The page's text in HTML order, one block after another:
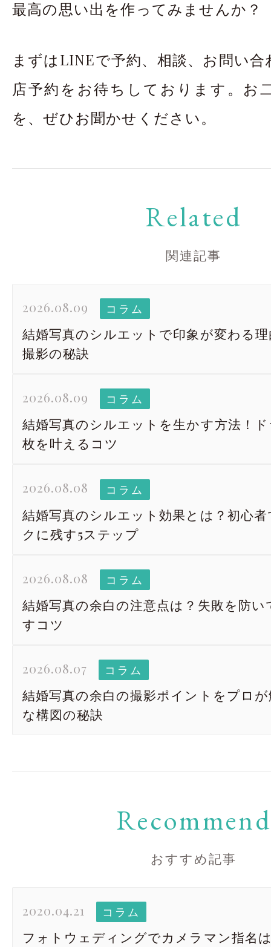
最高の思い出を作ってみませんか？
まずはLINEで予約、相談、お問い
店予約をお待ちしております。お
を、ぜひお聞かせください。
Related
関連記事
2026.08.09 コラム
結婚写真のシルエットで印象が変わる
撮影の秘訣
2026.08.09 コラム
結婚写真のシルエットを生かす方法！
枚を叶えるコツ
2026.08.08 コラム
結婚写真のシルエット効果とは？初心
クに残す5ステップ
2026.08.08 コラム
結婚写真の余白の注意点は？失敗を防
すコツ
2026.08.07 コラム
結婚写真の余白の撮影ポイントをプロ
な構図の秘訣
Recommend
おすすめ記事
2020.04.21 コラム
フォトウェディングでカメラマン指名